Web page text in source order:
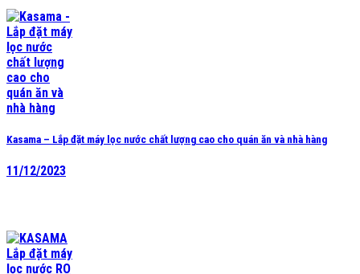
Kasama – Lắp đặt máy lọc nước chất lượng cao cho quán ăn và nhà hàng
11/12/2023